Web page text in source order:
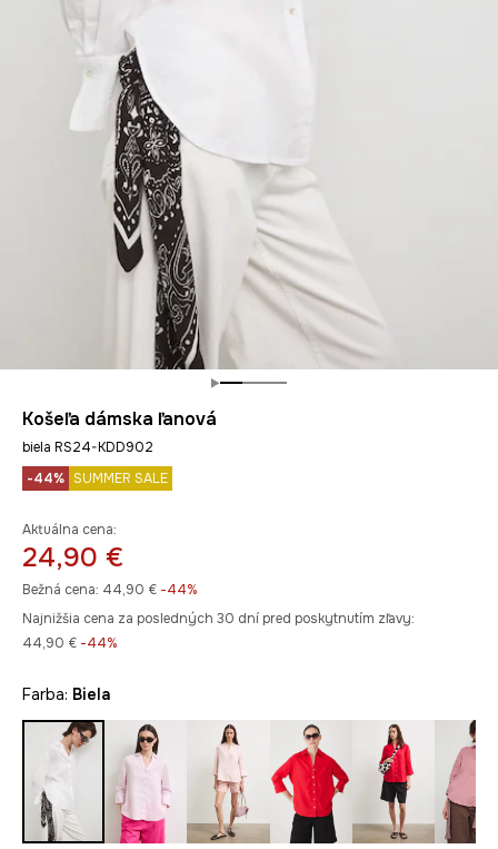
Košeľa dámska ľanová
biela RS24-KDD902
-44% SUMMER SALE
Aktuálna cena:
24,90 €
Bežná cena: 44,90 € -44%
Najnižšia cena za posledných 30 dní pred poskytnutím zľavy:
44,90 € -44%
Farba: biela